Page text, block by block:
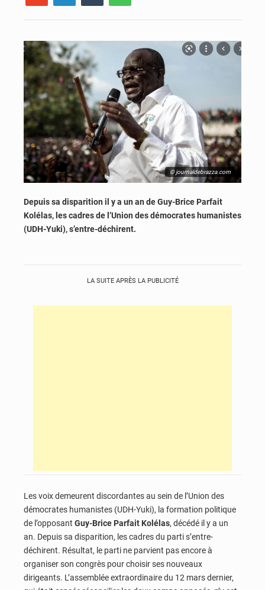
© journaldebrazza.com
Depuis sa disparition il y a un an de Guy-Brice Parfait
Kolélas, les cadres de l’Union des démocrates humanistes
(UDH-Yuki), s’entre-déchirent.
LA SUITE APRÈS LA PUBLICITÉ
Les voix demeurent discordantes au sein de l’Union des
démocrates humanistes (UDH-Yuki), la formation politique
de l’opposant Guy-Brice Parfait Kolélas, décédé il y a un
an. Depuis sa disparition, les cadres du parti s’entre-
déchirent. Résultat, le parti ne parvient pas encore à
organiser son congrès pour choisir ses nouveaux
dirigeants. L’assemblée extraordinaire du 12 mars dernier,